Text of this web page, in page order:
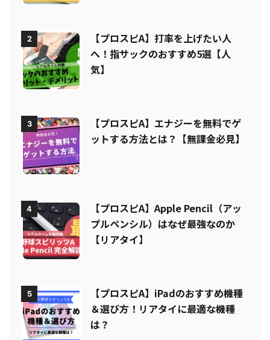
2
【プロスピA】打率を上げたい人
へ！指サックのおすすめ5選【人
3
【プロスピA】エナジーを無料でゲ
4
【プロスピA】Apple Pencil（アッ
プルペンシル）はなぜ最強なのか
5
【プロスピA】iPadのおすすめ機種
＆選び方！リアタイに最適な機種